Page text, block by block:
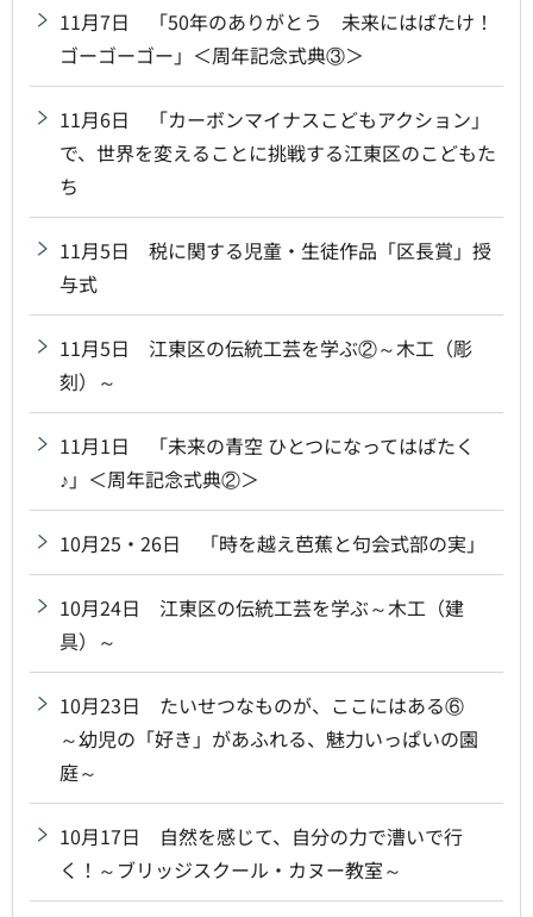
11月7日 「50年のありがとう 未来にはばたけ！
ゴーゴーゴー」＜周年記念式典③＞
11月6日 「カーボンマイナスこどもアクション」
で、世界を変えることに挑戦する江東区のこどもた
ち
11月5日 税に関する児童・生徒作品「区長賞」授
与式
11月5日 江東区の伝統工芸を学ぶ②～木工（彫
刻）～
11月1日 「未来の青空 ひとつになってはばたく
♪」＜周年記念式典②＞
10月25・26日 「時を越え芭蕉と句会式部の実」
10月24日 江東区の伝統工芸を学ぶ～木工（建
具）～
10月23日 たいせつなものが、ここにはある⑥
～幼児の「好き」があふれる、魅力いっぱいの園
庭～
10月17日 自然を感じて、自分の力で漕いで行
く！～ブリッジスクール・カヌー教室～